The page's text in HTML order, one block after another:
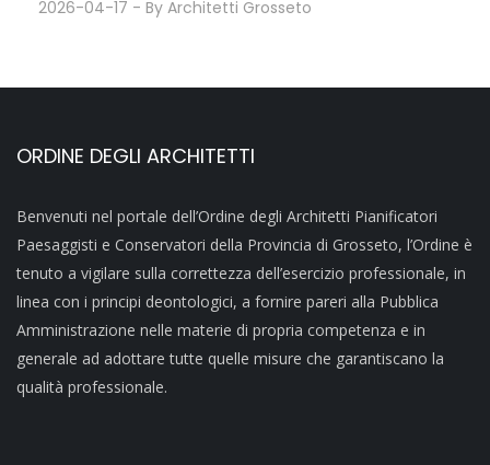
2026-04-17 - By Architetti Grosseto
ORDINE DEGLI ARCHITETTI
Benvenuti nel portale dell’Ordine degli Architetti Pianificatori
Paesaggisti e Conservatori della Provincia di Grosseto, l’Ordine è
tenuto a vigilare sulla correttezza dell’esercizio professionale, in
linea con i principi deontologici, a fornire pareri alla Pubblica
Amministrazione nelle materie di propria competenza e in
generale ad adottare tutte quelle misure che garantiscano la
qualità professionale.